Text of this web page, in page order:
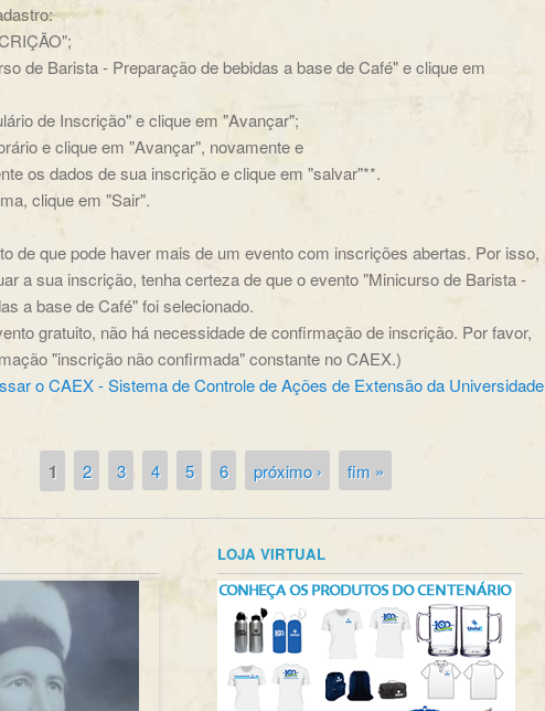
de Barista - Preparação de bebidas a base de Café" e clique em
de Inscrição" e clique em "Avançar";
e clique em "Avançar", novamente e
os dados de sua inscrição e clique em "salvar"**.
clique em "Sair".
de que pode haver mais de um evento com inscrições abertas. Por isso,
a sua inscrição, tenha certeza de que o evento "Minicurso de Barista -
a base de Café" foi selecionado.
gratuito, não há necessidade de confirmação de inscrição. Por favor,
"inscrição não confirmada" constante no CAEX.)
o CAEX - Sistema de Controle de Ações de Extensão da Universidade
1 2 3 4 5 6 próximo › fim »
LOJA VIRTUAL